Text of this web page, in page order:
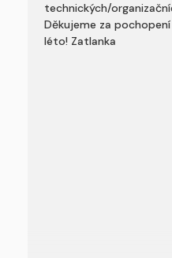
technických/
Děkujeme za
léto! Zatlanka